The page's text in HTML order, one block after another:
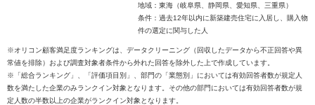
地域：東海（岐阜県、静岡県、愛知県、三重県）
条件：過去12年以内に新築建売住宅に入居し、購入物
件の選定に関与した人
※オリコン顧客満足度ランキングは、データクリーニング（回収したデータから不正回答や異
常値を排除）および調査対象者条件から外れた回答を除外した上で作成しています。
※「総合ランキング」、「評価項目別」、部門の「業態別」においては有効回答者数が規定人
数を満たした企業のみランクイン対象となります。その他の部門においては有効回答者数が規
定人数の半数以上の企業がランクイン対象となります。